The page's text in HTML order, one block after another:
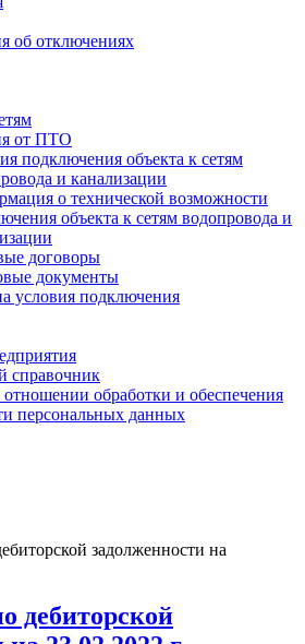
об отключениях
от ПТО
подключения объекта к сетям
и канализации
о технической возможности
объекта к сетям водопровода и
договоры
документы
условия подключения
справочник
обработки и обеспечения
персональных данных
задолженности на
дебиторской